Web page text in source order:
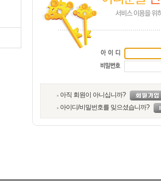
아직 회원이 아니십니까?
아이디/비밀번호를 잊으셨습니까?